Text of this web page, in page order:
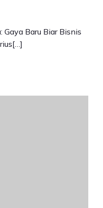
Baru Biar Bisnis